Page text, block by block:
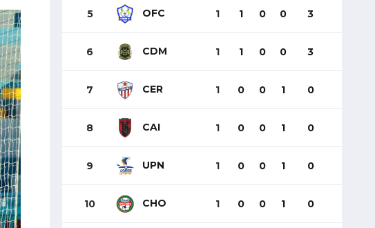
5 OFC 1 1 0 0 3
6 CDM 1 1 0 0 3
7 CER 1 0 0 1 0
8 CAI 1 0 0 1 0
9 UPN 1 0 0 1 0
10 CHO 1 0 0 1 0